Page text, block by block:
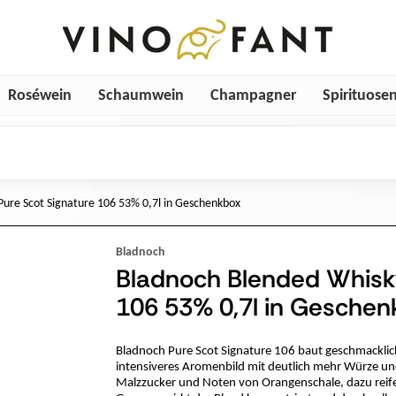
Roséwein Schaumwein Champagner
Scot Signature 106 53% 0,7l in Geschenkbox
Bladnoch
Bladnoch Blended
106 53% 0,7l in
Bladnoch Pure Scot Signature 106 baut
intensiveres Aromenbild mit deutlich mehr Würze
Malzzucker und Noten von Orangenschale, dazu